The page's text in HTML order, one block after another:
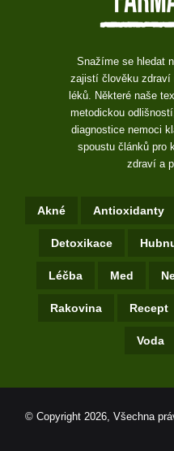
Snažíme se hledat
zajistí člověku zdraví
léků. Některé naše
metodickou
diagnostice nemoci
spoustu článků pro
zdraví a
Akné Antioxidanty
Detoxikace
Léčba Med
Rakovina Recept
Voda
© Copyright 2026, Všechna